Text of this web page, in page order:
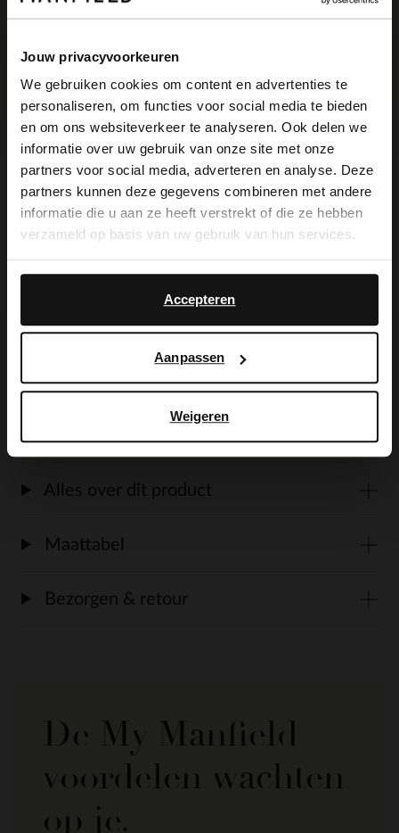
Jouw privacyvoorkeuren
We gebruiken cookies om content en advertenties te
personaliseren, om functies voor social media te bieden
en om ons websiteverkeer te analyseren. Ook delen we
informatie over uw gebruik van onze site met onze
partners voor social media, adverteren en analyse. Deze
partners kunnen deze gegevens combineren met andere
informatie die u aan ze heeft verstrekt of die ze hebben
verzameld op basis van uw gebruik van hun services.
Accepteren
Aanpassen
Weigeren
Kleuren
Omschrijving
Manfield met ronde neus, dubbele gesp
sluiting en hak van 3 cm. We adviseren als
verzorging en bescherming de Collonil
Carbon Pro.
Alles over dit product
Maattabel
Bezorgen & retour
De My Manfield
voordelen wachten
op je.
×
View this website in English?
It looks like your language isn't Dutch. Would
you like to switch to English?
English